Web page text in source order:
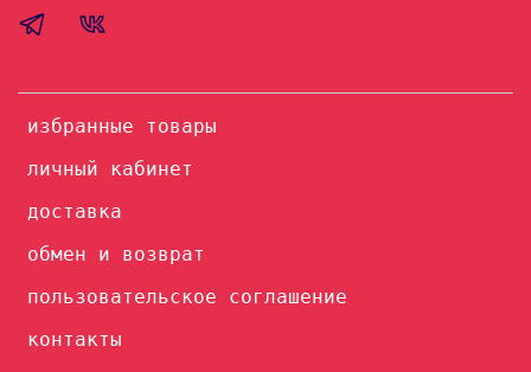
избранные товары
личный кабинет
доставка
обмен и возврат
пользовательское соглашение
контакты